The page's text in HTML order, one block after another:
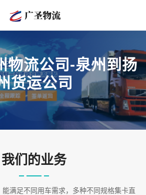
物流公司-泉州到扬
货运公司
我们的业务
满足不同用车需求，多种不同规格集卡直